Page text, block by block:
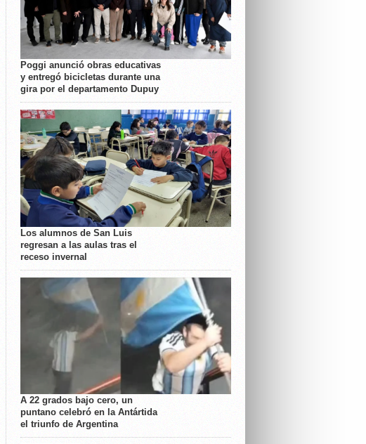
Poggi anunció obras educativas
y entregó bicicletas durante una
gira por el departamento Dupuy
Los alumnos de San Luis
regresan a las aulas tras el
receso invernal
A 22 grados bajo cero, un
puntano celebró en la Antártida
el triunfo de Argentina